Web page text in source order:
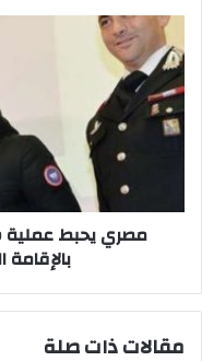
مصري
يحبط
عملية
سطو
مسلح
بإيطاليا..
الشرعية..ولقب
مصري يحبط عملية
مقالات ذات صلة